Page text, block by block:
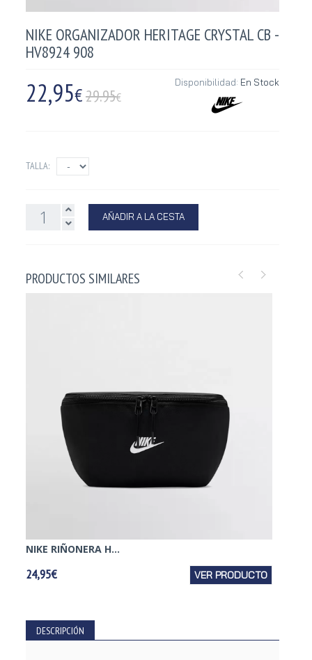
NIKE ORGANIZADOR HERITAGE CRYSTAL CB -
HV8924 908
22,95€29.95€
Disponibilidad: En Stock
TALLA:
AÑADIR A LA CESTA
PRODUCTOS SIMILARES
NIKE RIÑONERA H...
24,95€ VER PRODUCTO
DESCRIPCIÓN